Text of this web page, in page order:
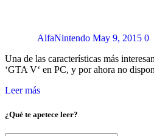
AlfaNintendo May 9, 2015 0
Una de las características más
‘GTA V‘ en PC, y por ahora no
Leer más
¿Qué te apetece leer?